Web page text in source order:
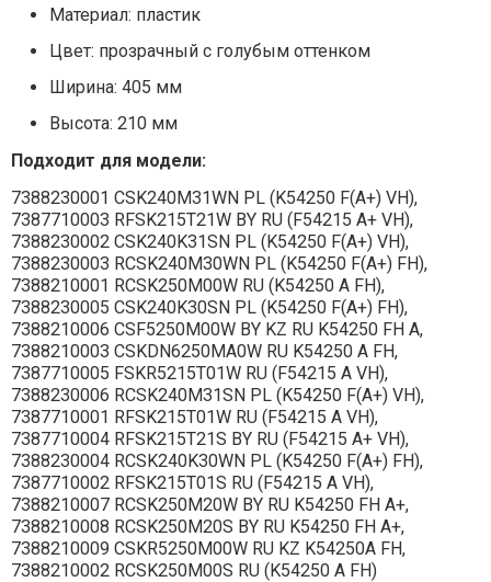
Материал: пластик
Цвет: прозрачный с голубым оттенком
Ширина: 405 мм
Высота: 210 мм
Подходит для модели:
7388230001 CSK240M31WN PL (K54250 F(A+) VH),
7387710003 RFSK215T21W BY RU (F54215 A+ VH),
7388230002 CSK240K31SN PL (K54250 F(A+) VH),
7388230003 RCSK240M30WN PL (K54250 F(A+) FH),
7388210001 RCSK250M00W RU (K54250 A FH),
7388230005 CSK240K30SN PL (K54250 F(A+) FH),
7388210006 CSF5250M00W BY KZ RU K54250 FH A,
7388210003 CSKDN6250MA0W RU K54250 A FH,
7387710005 FSKR5215T01W RU (F54215 A VH),
7388230006 RCSK240M31SN PL (K54250 F(A+) VH),
7387710001 RFSK215T01W RU (F54215 A VH),
7387710004 RFSK215T21S BY RU (F54215 A+ VH),
7388230004 RCSK240K30WN PL (K54250 F(A+) FH),
7387710002 RFSK215T01S RU (F54215 A VH),
7388210007 RCSK250M20W BY RU K54250 FH A+,
7388210008 RCSK250M20S BY RU K54250 FH A+,
7388210009 CSKR5250M00W RU KZ K54250A FH,
7388210002 RCSK250M00S RU (K54250 A FH)